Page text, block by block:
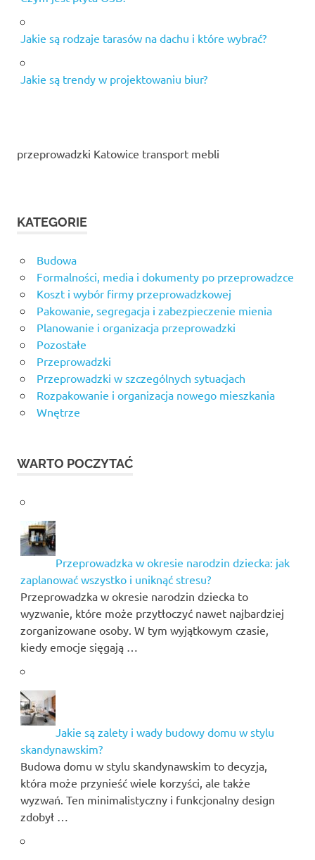
Jakie są rodzaje tarasów na dachu i które wybrać?
Jakie są trendy w projektowaniu biur?
przeprowadzki Katowice transport mebli
KATEGORIE
Budowa
Formalności, media i dokumenty po przeprowadzce
Koszt i wybór firmy przeprowadzkowej
Pakowanie, segregacja i zabezpieczenie mienia
Planowanie i organizacja przeprowadzki
Pozostałe
Przeprowadzki
Przeprowadzki w szczególnych sytuacjach
Rozpakowanie i organizacja nowego mieszkania
Wnętrze
WARTO POCZYTAĆ
Przeprowadzka w okresie narodzin dziecka: jak
zaplanować wszystko i uniknąć stresu?
Przeprowadzka w okresie narodzin dziecka to
wyzwanie, które może przytłoczyć nawet najbardziej
zorganizowane osoby. W tym wyjątkowym czasie,
kiedy emocje sięgają …
Jakie są zalety i wady budowy domu w stylu
skandynawskim?
Budowa domu w stylu skandynawskim to decyzja,
która może przynieść wiele korzyści, ale także
wyzwań. Ten minimalistyczny i funkcjonalny design
zdobył …